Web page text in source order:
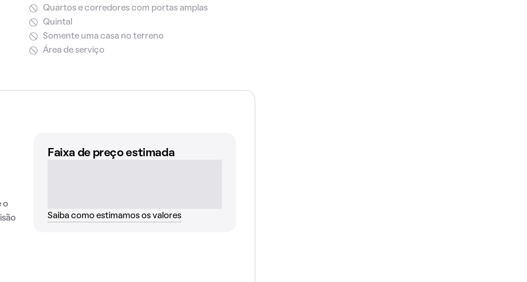
Quartos e corredores com portas amplas
Quintal
Somente uma casa no terreno
Área de serviço
o
Faixa de preço estimada
Saiba como estimamos os valores